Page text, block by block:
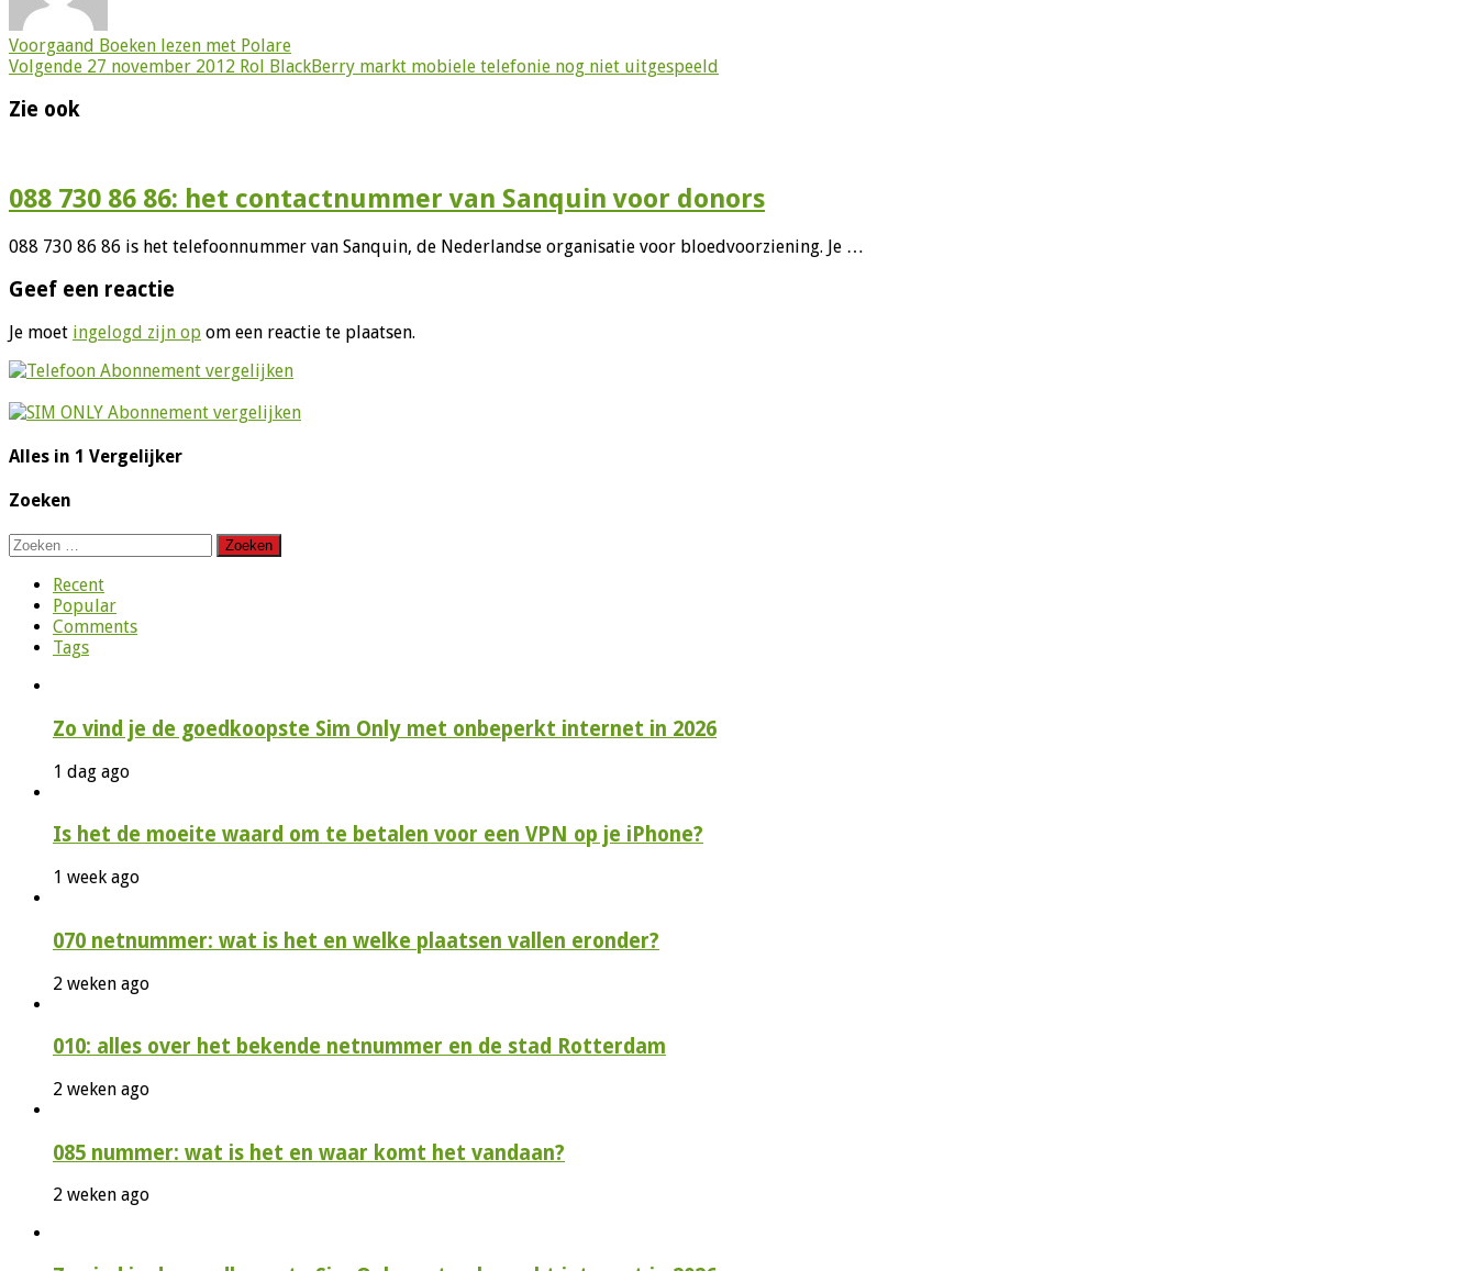
Voorgaand Boeken lezen met Polare
Volgende 27 november 2012 Rol BlackBerry markt mobiele telefonie nog niet uitgespeeld
Zie ook
088 730 86 86: het contactnummer van Sanquin voor donors
088 730 86 86 is het telefoonnummer van Sanquin, de Nederlandse organisatie voor bloedvoorziening. Je …
Geef een reactie
Je moet ingelogd zijn op om een reactie te plaatsen.
Alles in 1 Vergelijker
Zoeken
Zoeken
Recent
Popular
Comments
Tags
Zo vind je de goedkoopste Sim Only met onbeperkt internet in 2026
1 dag ago
Is het de moeite waard om te betalen voor een VPN op je iPhone?
1 week ago
070 netnummer: wat is het en welke plaatsen vallen eronder?
2 weken ago
010: alles over het bekende netnummer en de stad Rotterdam
2 weken ago
085 nummer: wat is het en waar komt het vandaan?
2 weken ago